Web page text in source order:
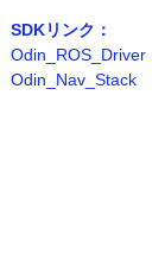
SDKリンク：
Odin_ROS_Driver
Odin_Nav_Stack